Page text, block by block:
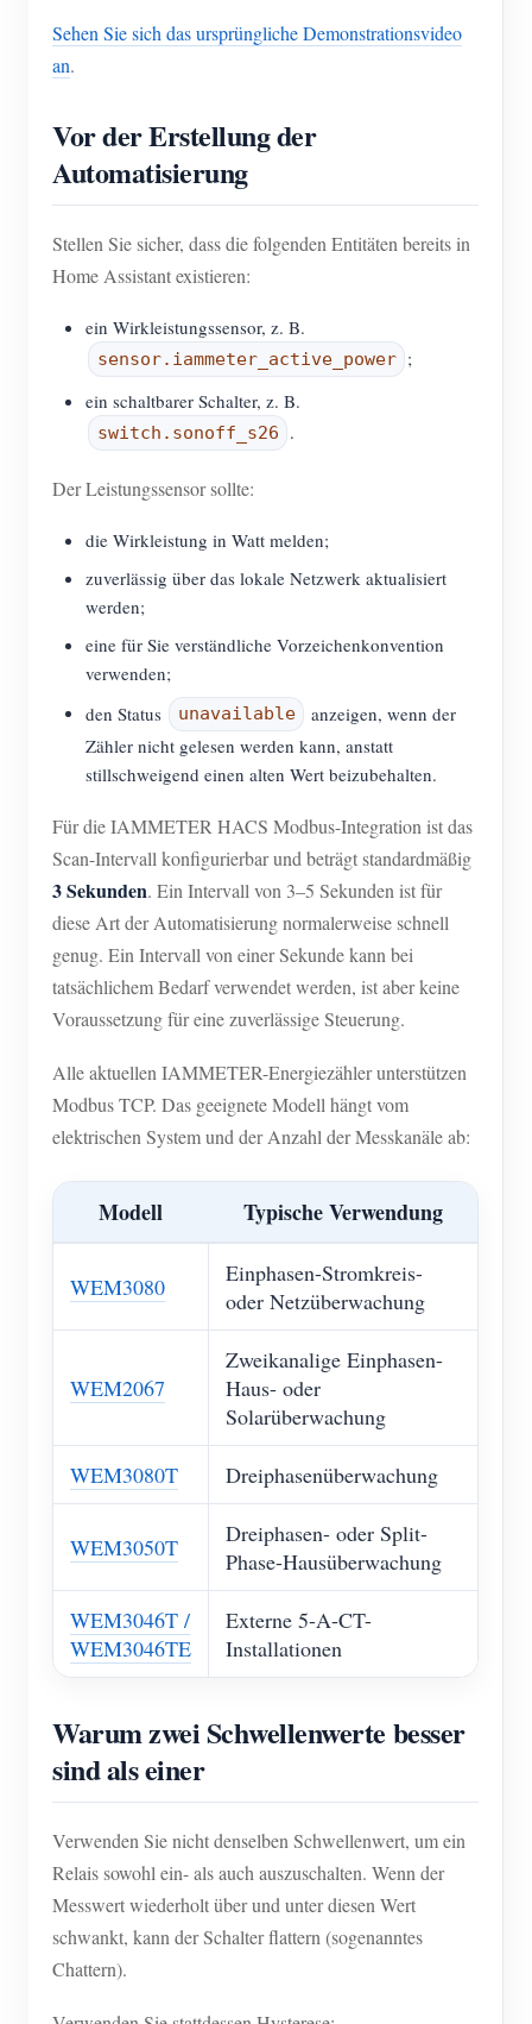
Sehen Sie sich das ursprüngliche Demonstrationsvideo
an.
Vor der Erstellung der
Automatisierung
Stellen Sie sicher, dass die folgenden Entitäten bereits in
Home Assistant existieren:
ein Wirkleistungssensor, z. B.
sensor.iammeter_active_power ;
ein schaltbarer Schalter, z. B.
switch.sonoff_s26 .
Der Leistungssensor sollte:
die Wirkleistung in Watt melden;
zuverlässig über das lokale Netzwerk aktualisiert
werden;
eine für Sie verständliche Vorzeichenkonvention
verwenden;
den Status
unavailable
anzeigen, wenn der
Zähler nicht gelesen werden kann, anstatt
stillschweigend einen alten Wert beizubehalten.
Für die IAMMETER HACS Modbus-Integration ist das
Scan-Intervall konfigurierbar und beträgt standardmäßig
3 Sekunden. Ein Intervall von 3–5 Sekunden ist für
diese Art der Automatisierung normalerweise schnell
genug. Ein Intervall von einer Sekunde kann bei
tatsächlichem Bedarf verwendet werden, ist aber keine
Voraussetzung für eine zuverlässige Steuerung.
Alle aktuellen IAMMETER-Energiezähler unterstützen
Modbus TCP. Das geeignete Modell hängt vom
elektrischen System und der Anzahl der Messkanäle ab:
Modell Typische Verwendung
WEM3080
Einphasen-Stromkreis-
oder Netzüberwachung
WEM2067
Zweikanalige Einphasen-
Haus- oder
Solarüberwachung
WEM3080T Dreiphasenüberwachung
WEM3050T
Dreiphasen- oder Split-
Phase-Hausüberwachung
WEM3046T /
WEM3046TE
Externe 5-A-CT-
Installationen
Warum zwei Schwellenwerte besser
sind als einer
Verwenden Sie nicht denselben Schwellenwert, um ein
Relais sowohl ein- als auch auszuschalten. Wenn der
Messwert wiederholt über und unter diesen Wert
schwankt, kann der Schalter flattern (sogenanntes
Chattern).